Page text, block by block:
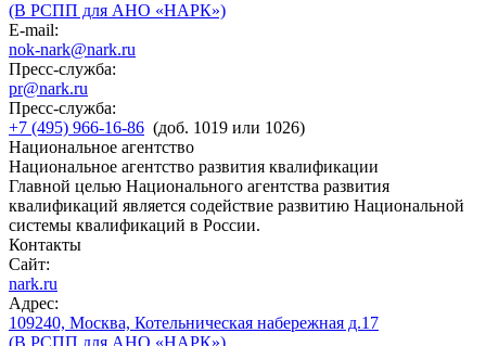
(В РСПП для АНО «НАРК»)
E-mail:
nok-nark@nark.ru
Пресс-служба:
pr@nark.ru
Пресс-служба:
+7 (495) 966-16-86 (доб. 1019 или 1026)
Национальное агентство
Национальное агентство развития квалификации
Главной целью Национального агентства развития
квалификаций является содействие развитию Национальной
системы квалификаций в России.
Контакты
Сайт:
nark.ru
Адрес:
109240, Москва, Котельническая набережная д.17
(В РСПП для АНО «НАРК»)